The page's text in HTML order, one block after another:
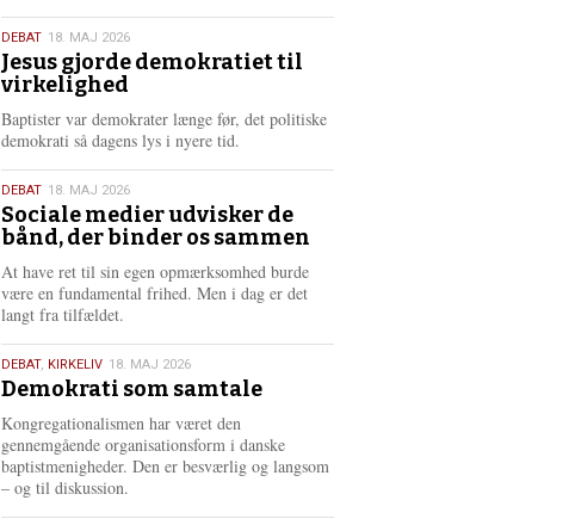
e
e
18.
maj
2026
DEBAT 18. MAJ 2026
Jesus gjorde demokratiet til
virkelighed
Baptister var demokrater længe før, det politiske
demokrati så dagens lys i nyere tid.
18.
maj
2026
DEBAT 18. MAJ 2026
Sociale medier udvisker de
bånd, der binder os sammen
At have ret til sin egen opmærksomhed burde
være en fundamental frihed. Men i dag er det
langt fra tilfældet.
18.
maj
2026
DEBAT, KIRKELIV 18. MAJ 2026
Demokrati som samtale
Kongregationalismen har været den
gennemgående organisationsform i danske
baptistmenigheder. Den er besværlig og langsom
– og til diskussion.